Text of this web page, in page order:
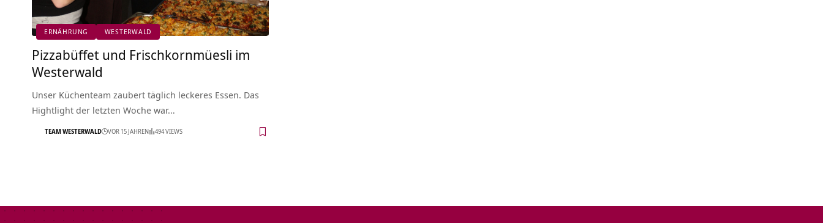
ERNÄHRUNG WESTERWALD
Pizzabüffet und Frischkornmüesli im
Westerwald
Unser Küchenteam zaubert täglich leckeres Essen. Das
Hightlight der letzten Woche war…
TEAM WESTERWALD VOR 15 JAHREN 494 VIEWS